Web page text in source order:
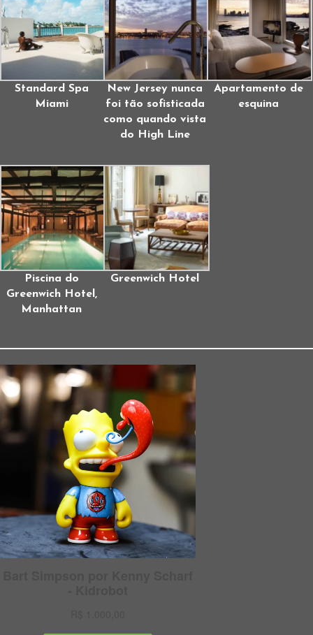
Standard Spa
Miami
New Jersey nunca
foi tão sofisticada
como quando vista
do High Line
Apartamento de
esquina
Piscina do
Greenwich Hotel,
Manhattan
Greenwich Hotel